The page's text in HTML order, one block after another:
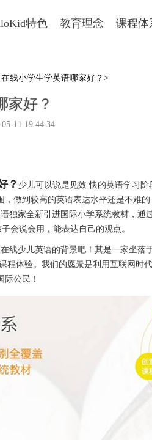
特色 教育理念 课程体
线小学生学英语哪家好？>
家好？
05-11 19:44:34
？ 少儿可以说是见效 快的英语学习
，做到较高的英语表达水平还是不难
独家全新引进国际小学系统教材，通
会说会用，能表达自己的观点。
少儿英语的背景吧！其是一家坐落
程体验。我们的愿景是利用互联网时
际公民！